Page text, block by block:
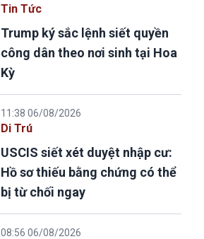
Tin Tức
Trump ký sắc lệnh siết quyền
công dân theo nơi sinh tại Hoa
Kỳ
11:38 06/08/2026
Di Trú
USCIS siết xét duyệt nhập cư:
Hồ sơ thiếu bằng chứng có thể
bị từ chối ngay
08:56 06/08/2026